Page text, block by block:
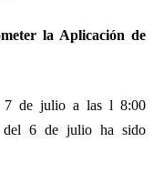
la Aplicación de
7 de julio a las l 8:00
del 6 de julio ha sido